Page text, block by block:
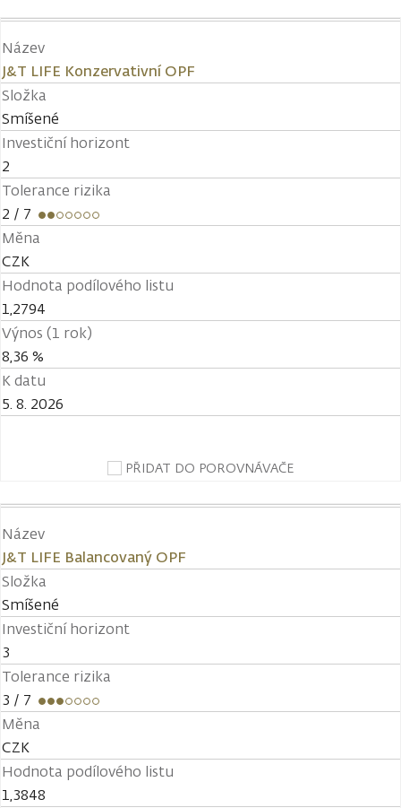
Název
J&T LIFE Konzervativní OPF
Složka
Smíšené
Investiční horizont
2
Tolerance rizika
2 / 7
Měna
CZK
Hodnota podílového listu
1,2794
Výnos (1 rok)
8,36 %
K datu
5. 8. 2026
PŘIDAT DO POROVNÁVAČE
Název
J&T LIFE Balancovaný OPF
Složka
Smíšené
Investiční horizont
3
Tolerance rizika
3 / 7
Měna
CZK
Hodnota podílového listu
1,3848